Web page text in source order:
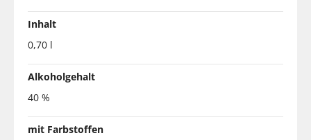
Inhalt
0,70 l
Alkoholgehalt
40 %
mit Farbstoffen